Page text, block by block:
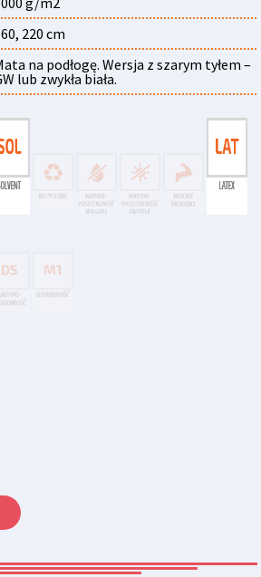
220 cm
na podłogę. Wersja z szarym tyłem –
lub zwykła biała.